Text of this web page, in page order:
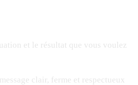
et le résultat que vous voulez
clair, ferme et respectueux